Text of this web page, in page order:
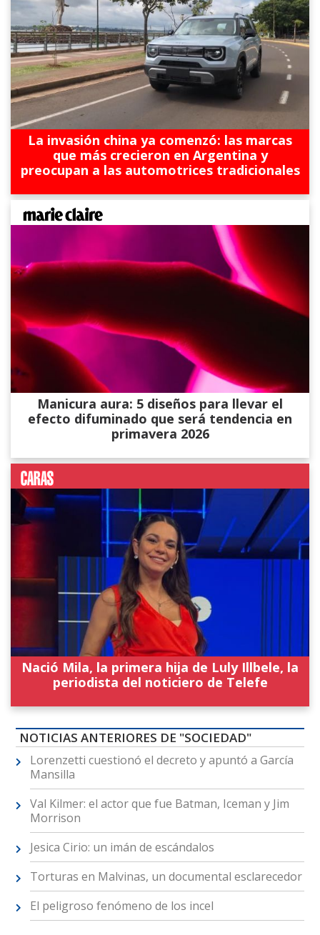
La invasión china ya comenzó: las marcas
que más crecieron en Argentina y
preocupan a las automotrices tradicionales
Manicura aura: 5 diseños para llevar el
efecto difuminado que será tendencia en
primavera 2026
Nació Mila, la primera hija de Luly Illbele, la
periodista del noticiero de Telefe
NOTICIAS ANTERIORES DE "SOCIEDAD"
Lorenzetti cuestionó el decreto y apuntó a García
Mansilla
Val Kilmer: el actor que fue Batman, Iceman y Jim
Morrison
Jesica Cirio: un imán de escándalos
Torturas en Malvinas, un documental esclarecedor
El peligroso fenómeno de los incel